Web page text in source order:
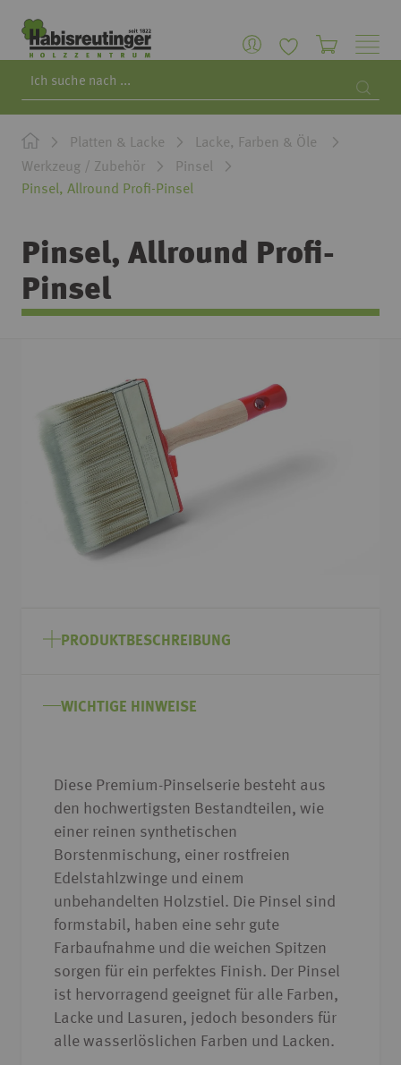
Platten & Lacke
Lacke, Farben & Öle
Werkzeug / Zubehör
Pinsel
Pinsel, Allround Profi-Pinsel
Pinsel, Allround Profi-
Pinsel
Bildgalerie
springen
Anfang
springen
PRODUKTBESCHREIBUNG
WICHTIGE HINWEISE
Diese Premium-Pinselserie besteht aus
den hochwertigsten Bestandteilen, wie
einer reinen synthetischen
Borstenmischung, einer rostfreien
Edelstahlzwinge und einem
unbehandelten Holzstiel. Die Pinsel sind
formstabil, haben eine sehr gute
Farbaufnahme und die weichen Spitzen
sorgen für ein perfektes Finish. Der Pinsel
ist hervorragend geeignet für alle Farben,
Lacke und Lasuren, jedoch besonders für
alle wasserlöslichen Farben und Lacken.